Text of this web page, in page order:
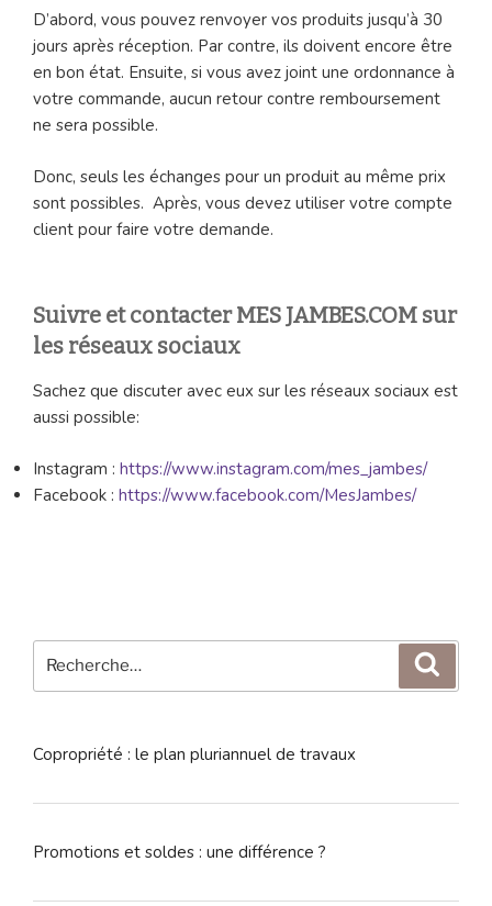
D’abord, vous pouvez renvoyer vos produits jusqu’à 30
jours après réception. Par contre, ils doivent encore être
en bon état. Ensuite, si vous avez joint une ordonnance à
votre commande, aucun retour contre remboursement
ne sera possible.
Donc, seuls les échanges pour un produit au même prix
sont possibles. Après, vous devez utiliser votre compte
client pour faire votre demande.
Suivre et contacter MES JAMBES.COM sur
les réseaux sociaux
Sachez que discuter avec eux sur les réseaux sociaux est
aussi possible:
Instagram : https://www.instagram.com/mes_jambes/
Facebook : https://www.facebook.com/MesJambes/
pour
Copropriété : le plan pluriannuel de travaux
Promotions et soldes : une différence ?